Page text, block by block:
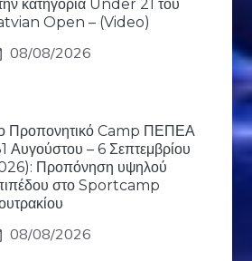
κατηγορία Under 21 του
Open – (Video)
08/08/2026
Προπονητικό Camp ΠΕΠΕΑ
Αυγούστου – 6 Σεπτεμβρίου
Προπόνηση υψηλού
στο Sportcamp
08/08/2026